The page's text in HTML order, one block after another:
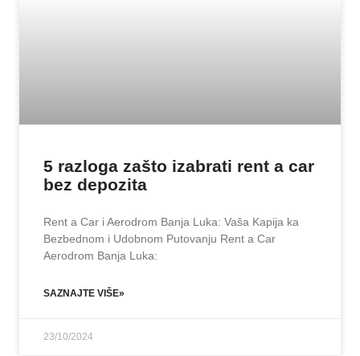
5 razloga zašto izabrati rent a car
bez depozita
Rent a Car i Aerodrom Banja Luka: Vaša Kapija ka
Bezbednom i Udobnom Putovanju Rent a Car
Aerodrom Banja Luka:
SAZNAJTE VIŠE»
23/10/2024